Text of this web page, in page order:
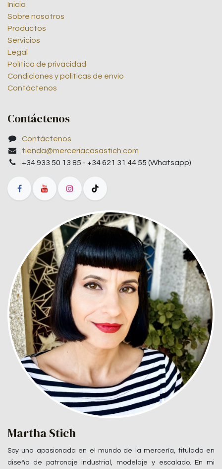
Inicio
Sobre nosotros
Productos
Servicios
Legal
Política de privacidad
Condiciones y politicas de envío
Contáctenos
Contáctenos
Contáctenos
tienda@merceriacasastich.com
+34 933 50 13 85 - +34 621 31 44 55 (Whatsapp)
Martha Stich
Soy una apasionada en el mundo de la mercería, titulada en
diseño de patronaje industrial, modelaje y escalado. En mi